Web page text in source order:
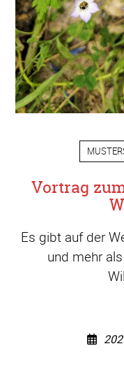
Vortrag
Es gibt auf der
und mehr